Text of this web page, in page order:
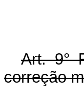
Art. 9°
correção